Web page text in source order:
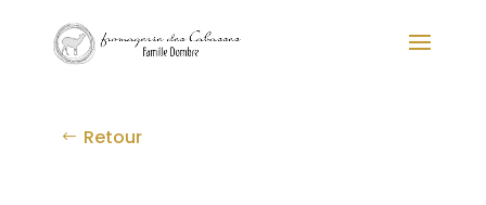
Retour